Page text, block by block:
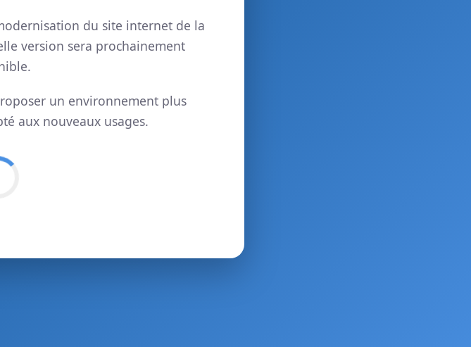
du site internet de la
version sera prochainement
un environnement plus
aux nouveaux usages.